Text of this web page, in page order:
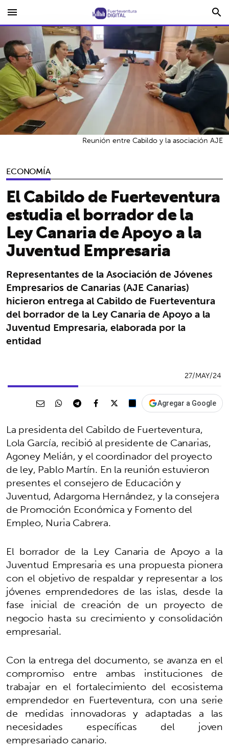
menu search
ECONOMÍA
El Cabildo de Fuerteventura
estudia el borrador de la
Ley Canaria de Apoyo a la
Juventud Empresaria
Representantes de la Asociación de Jóvenes
Empresarios de Canarias (AJE Canarias)
hicieron entrega al Cabildo de Fuerteventura
del borrador de la Ley Canaria de Apoyo a la
Juventud Empresaria, elaborada por la
entidad
Reunión entre Cabildo y la asociación AJE
27/MAY/24
Agregar a Google
La presidenta del Cabildo de Fuerteventura,
Lola García, recibió al presidente de Canarias,
Agoney Melián, y el coordinador del proyecto
de ley, Pablo Martín. En la reunión estuvieron
presentes el consejero de Educación y
Juventud, Adargoma Hernández, y la consejera
de Promoción Económica y Fomento del
Empleo, Nuria Cabrera.
El borrador de la Ley Canaria de Apoyo a la
Juventud Empresaria es una propuesta pionera
con el objetivo de respaldar y representar a los
jóvenes emprendedores de las islas, desde la
fase inicial de creación de un proyecto de
negocio hasta su crecimiento y consolidación
empresarial.
Con la entrega del documento, se avanza en el
compromiso entre ambas instituciones de
trabajar en el fortalecimiento del ecosistema
emprendedor en Fuerteventura, con una serie
de medidas innovadoras y adaptadas a las
necesidades específicas del joven
empresariado canario.